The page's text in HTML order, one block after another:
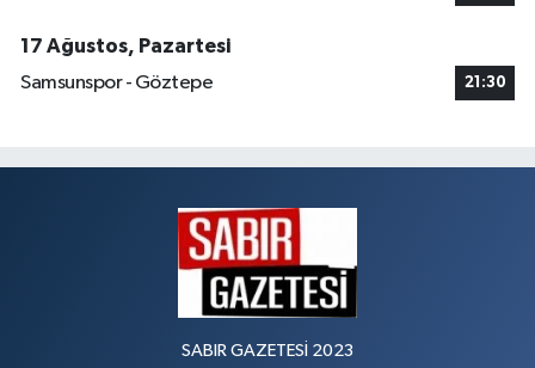
17 Ağustos, Pazartesi
Samsunspor - Göztepe
21:30
SABIR GAZETESİ 2023